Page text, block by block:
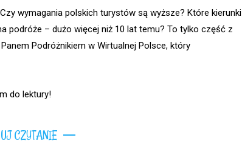
wymagania polskich turystów są wyższe? Które kierunki
podróże – dużo więcej niż 10 lat temu? To tylko część z
Podróżnikiem w Wirtualnej Polsce, który
do lektury!
CZYTANIE